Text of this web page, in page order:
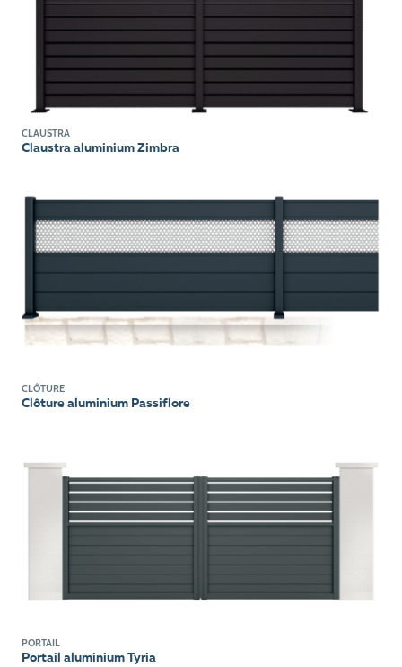
CLAUSTRA
Claustra aluminium Zimbra
CLÔTURE
Clôture aluminium Passiflore
PORTAIL
Portail aluminium Tyria